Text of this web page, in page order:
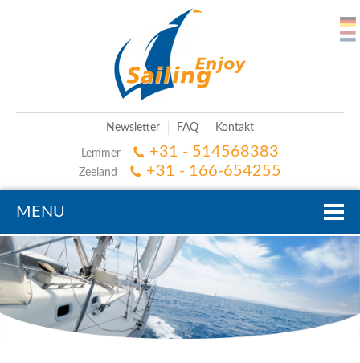
Newsletter FAQ Kontakt
Lemmer +31 - 514568383
Zeeland +31 - 166-654255
MENU